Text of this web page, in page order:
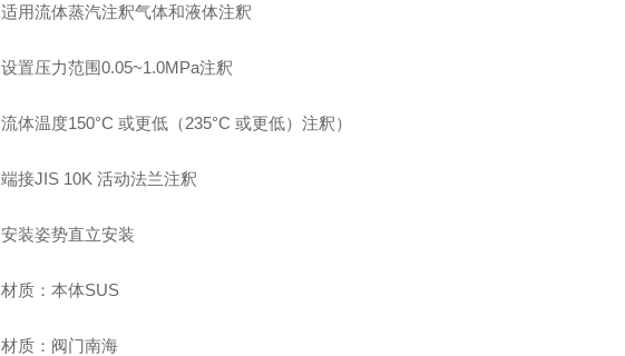
适用流体蒸汽注釈气体和液体注釈
设置压力范围0.05~1.0MPa注釈
流体温度150°C 或更低（235°C 或更低）注釈）
端接JIS 10K 活动法兰注釈
安装姿势直立安装
材质：本体SUS
材质：阀门南海